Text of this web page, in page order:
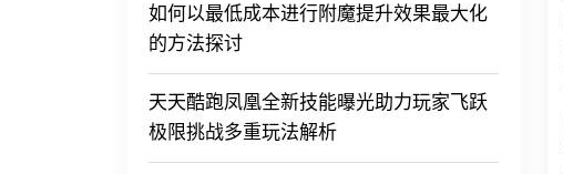
如何以最低成本进行附魔提升效果最大化
的方法探讨
天天酷跑凤凰全新技能曝光助力玩家飞跃
极限挑战多重玩法解析